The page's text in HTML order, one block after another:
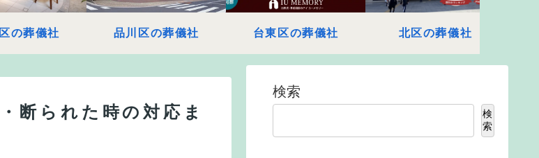
の葬儀社 品川区の葬儀社 台東区の葬儀社 北区の葬儀社
断られた時の対応ま
検索
検
索